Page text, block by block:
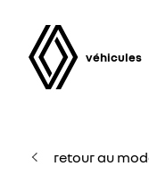
véhicules
retour au